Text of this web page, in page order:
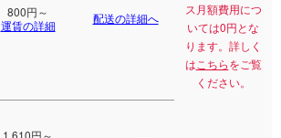
800円～
運賃の詳細
配送の詳細へ
ス月額費用につ
いては0円とな
ります。詳しく
はこちらをご覧
ください。